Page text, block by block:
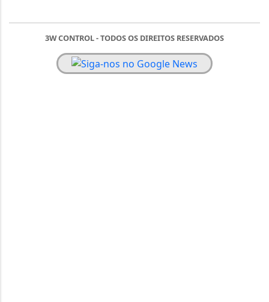
3W CONTROL - TODOS OS DIREITOS RESERVADOS